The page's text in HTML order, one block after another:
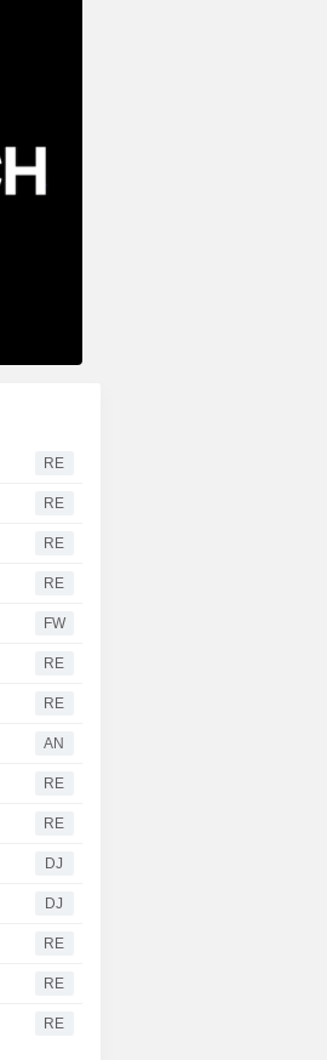
RE
RE
RE
RE
FW
RE
RE
AN
RE
RE
DJ
DJ
RE
RE
RE